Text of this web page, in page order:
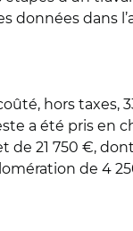
données
hors taxes,
a été pris en
de 21 750 €,
de 4